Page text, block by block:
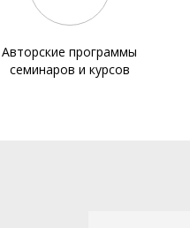
Авторские программы
семинаров и курсов